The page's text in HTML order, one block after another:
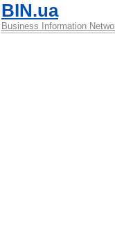
BIN.ua
Business Information